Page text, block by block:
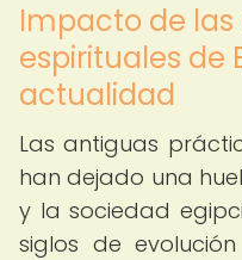
Impacto de
espirituales de
actualidad
Las antiguas
han dejado una
y la sociedad
siglos de